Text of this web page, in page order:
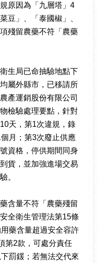
原因為「九層塔」4
豆」、「泰國椒」、
殘留農藥不符「農藥
生局已命抽驗地點下
屬外縣市，已移請所
產運銷股份有限公司
檢驗處理要點，針對
天，第1次違規，錄
月；第3次廢止供應
資格，停供期間同身
貨，並加強進場交易
。
含量不符「農藥殘留
全衛生管理法第15條
藥含量超過安全容許
第2款，可處分責任
罰鍰；若無法交代來